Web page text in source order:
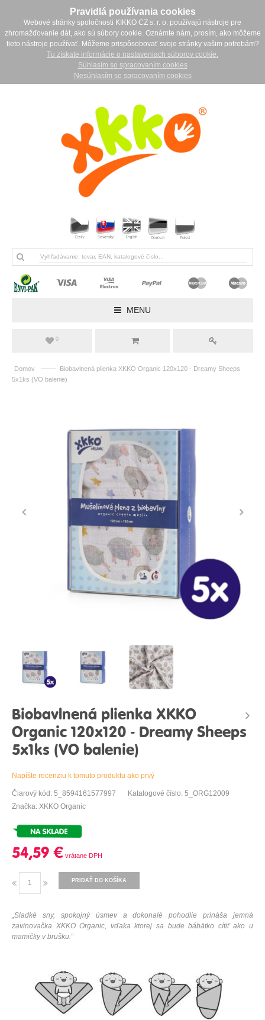
Pravidlá používania cookies
Webové stránky spoločnosti KIKKO CZ s. r. o. používajú nástroje pre
zhromažďovanie dát, ako sú súbory cookie. Oznámte nám, prosím, ako môžeme
tieto nástroje používať. Môžeme prispôsobovať svoje stránky vašim potrebám?
Tu získate informácie o nastaveniach súborov cookie.
Súhlasím so spracovaním cookies
Nesúhlasím so spracovaním cookies
MENU
0
Domov ——
Biobavlnená plienka XKKO Organic 120x120 - Dreamy Sheeps
5x1ks (VO balenie)
Biobavlnená plienka XKKO
Organic 120x120 - Dreamy Sheeps
5x1ks (VO balenie)
Napíšte recenziu k tomuto produktu ako prvý
Čiarový kód: 5_8594161577997
Katalogové číslo: 5_ORG12009
Značka: XKKO Organic
54,59 €
PRIDAŤ DO KOŠÍKA
„Sladké sny, spokojný úsmev a dokonalé pohodlie prináša jemná
zavinovačka XKKO Organic, vďaka ktorej sa bude bábätko cítiť ako u
mamičky v brušku.“